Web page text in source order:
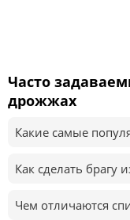
Часто
дрожжах
Какие самые
Как сделать брагу
Чем отличаются